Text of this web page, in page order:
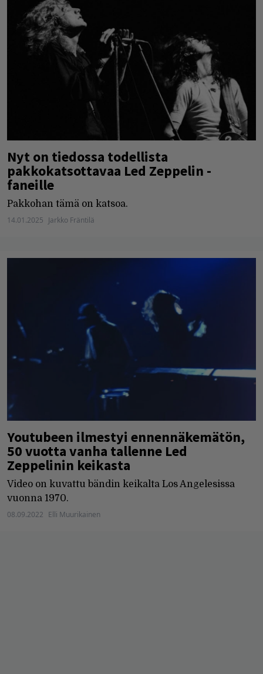
Nyt on tiedossa todellista
pakkokatsottavaa Led Zeppelin -
faneille
Pakkohan tämä on katsoa.
14.01.2025 Jarkko Fräntilä
Youtubeen ilmestyi ennennäkemätön,
50 vuotta vanha tallenne Led
Zeppelinin keikasta
Video on kuvattu bändin keikalta Los Angelesissa
vuonna 1970.
08.09.2022 Elli Muurikainen